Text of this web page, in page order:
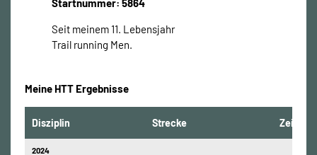
Startnummer: 5864
Seit meinem 11. Lebensjahr
Trail running Men.
Meine HTT Ergebnisse
Disziplin Strecke Zeit
2024